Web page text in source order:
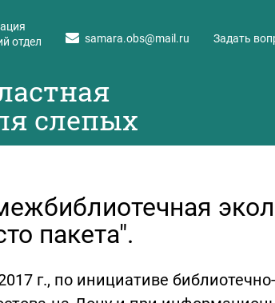
отдел samara.obs@mail.ru Задать
слепых
пакета".
г., по инициативе